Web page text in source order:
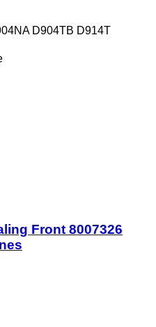
D904TB D914T
Front 8007326